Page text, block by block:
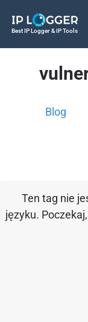
Best IP Logger & IP Tools
Blog